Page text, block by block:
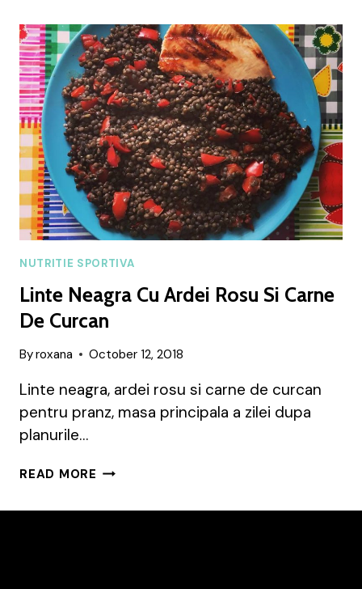
MOZARELLA,
ARDEI
ROSU,
FAINA
DE
LUPIN
NUTRITIE SPORTIVA
Linte Neagra Cu Ardei Rosu Si Carne
De Curcan
Byroxana October 12, 2018
Linte neagra, ardei rosu si carne de curcan
pentru pranz, masa principala a zilei dupa
planurile…
READ MORE LINTE